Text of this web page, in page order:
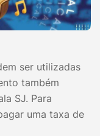
ser utilizadas
também
SJ. Para
uma taxa de